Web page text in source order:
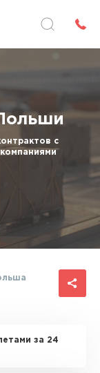
с
за 24